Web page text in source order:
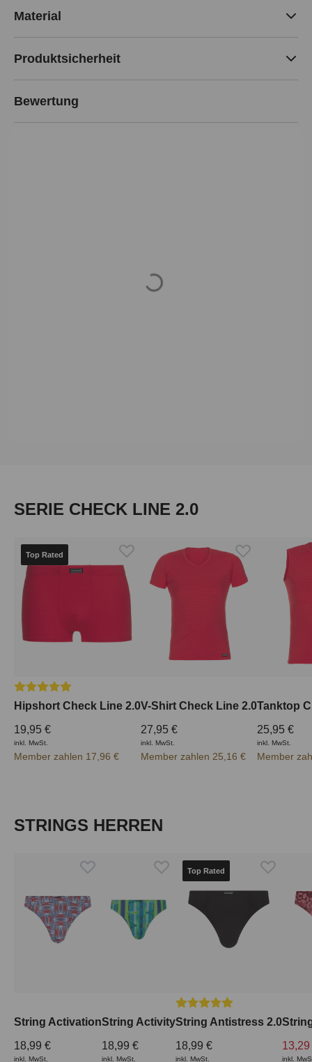
Material
Produktsicherheit
Bewertung
Loading...
Produktgalerie überspringen
SERIE CHECK LINE 2.0
Top Rated
Durchschnittliche Bewertung von 5 von 5 Sternen
Hipshort Check Line 2.0
19,95 €
inkl. MwSt.
Member zahlen 17,96 €
V-Shirt Check Line 2.0
27,95 €
inkl. MwSt.
Member zahlen 25,16 €
Tanktop
25,95 €
inkl. MwSt.
Member
Produktgalerie überspringen
STRINGS HERREN
String Activation
18,99 €
inkl. MwSt.
String Activity
18,99 €
inkl. MwSt.
Top Rated
Durchschnittliche
String Antistress 2.0
18,99 €
inkl. MwSt.
inkl.